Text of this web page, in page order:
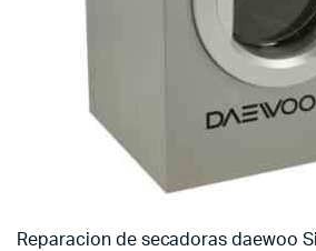
Reparacion de secadoras daewoo